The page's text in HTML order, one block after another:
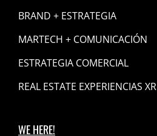
BRAND + ESTRATEGIA
MARTECH + COMUNICACIÓN
ESTRATEGIA COMERCIAL
REAL ESTATE EXPERIENCIAS XR
WE HERE!